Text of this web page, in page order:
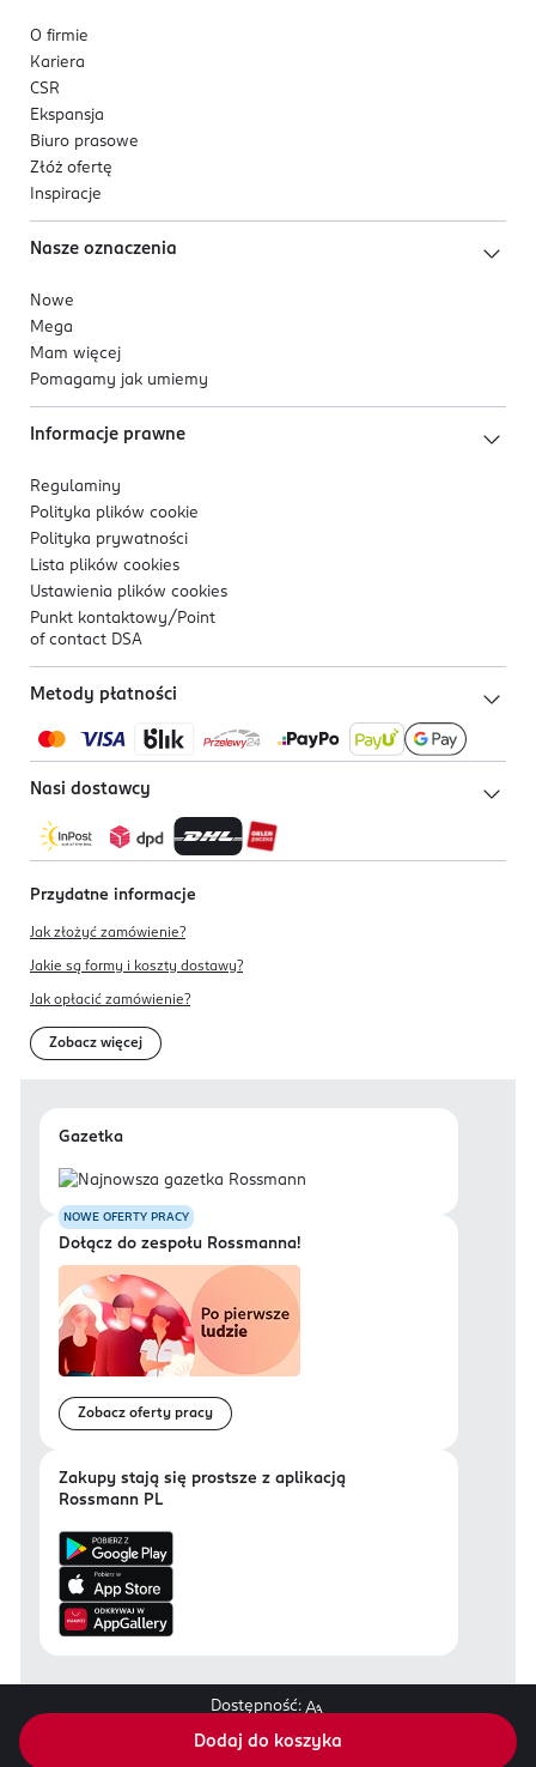
Dodaj do koszyka
O firmie
Kariera
CSR
Ekspansja
Biuro prasowe
Złóż ofertę
Inspiracje
Nasze oznaczenia
Nowe
Mega
Mam więcej
Pomagamy jak umiemy
Informacje prawne
Regulaminy
Polityka plików cookie
Polityka prywatności
Lista plików cookies
Ustawienia plików cookies
Punkt kontaktowy/ Point
of contact DSA
Metody płatności
Nasi dostawcy
Przydatne informacje
Jak złożyć zamówienie?
Jakie są formy i koszty dostawy?
Jak opłacić zamówienie?
Zobacz więcej
Gazetka
NOWE OFERTY PRACY
Dołącz do zespołu Rossmanna!
Zobacz oferty pracy
Zakupy stają się prostsze z aplikacją
Rossmann PL
Dostępność:
Regulamin sklepu Rossmann.pl